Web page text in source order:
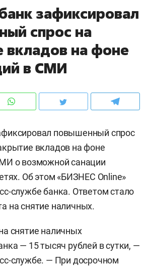
зафиксировал
спрос на
вкладов на фоне
в СМИ
повышенный спрос
вкладов на фоне
о возможной санации
Об этом «БИЗНЕС Online»
службе банка. Ответом стало
на снятие наличных.
снятие наличных
— 15 тысяч рублей в сутки, —
службе. — При досрочном